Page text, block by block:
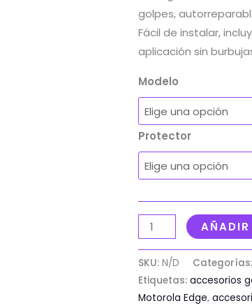
golpes,
Fácil de instalar,
aplicación sin
Modelo
Protector
SKU: N/D Categorías:
Etiquetas: accesorios
Motorola Edge,